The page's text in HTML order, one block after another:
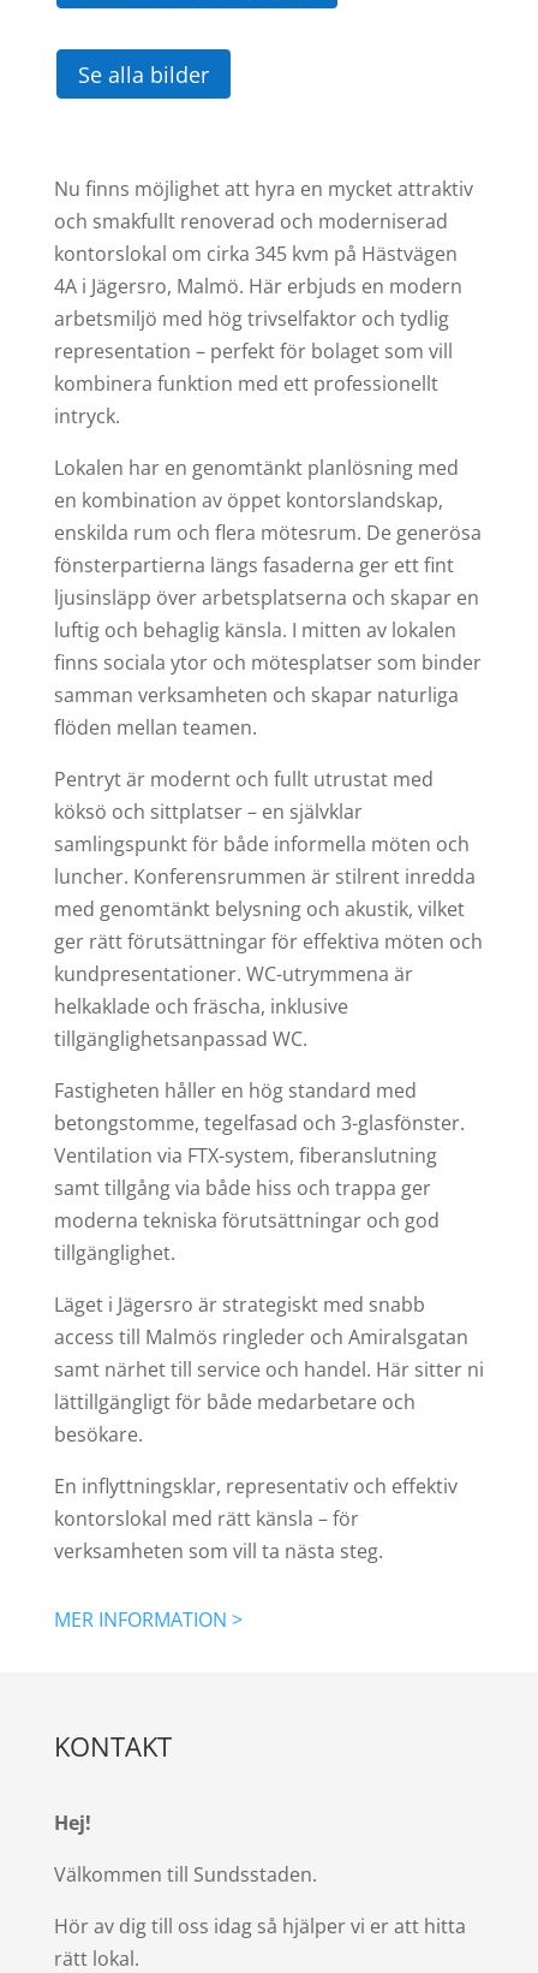
Se alla bilder
Nu finns möjlighet att hyra en mycket attraktiv
och smakfullt renoverad och moderniserad
kontorslokal om cirka 345 kvm på Hästvägen
4A i Jägersro, Malmö. Här erbjuds en modern
arbetsmiljö med hög trivselfaktor och tydlig
representation – perfekt för bolaget som vill
kombinera funktion med ett professionellt
intryck.
Lokalen har en genomtänkt planlösning med
en kombination av öppet kontorslandskap,
enskilda rum och flera mötesrum. De generösa
fönsterpartierna längs fasaderna ger ett fint
ljusinsläpp över arbetsplatserna och skapar en
luftig och behaglig känsla. I mitten av lokalen
finns sociala ytor och mötesplatser som binder
samman verksamheten och skapar naturliga
flöden mellan teamen.
Pentryt är modernt och fullt utrustat med
köksö och sittplatser – en självklar
samlingspunkt för både informella möten och
luncher. Konferensrummen är stilrent inredda
med genomtänkt belysning och akustik, vilket
ger rätt förutsättningar för effektiva möten och
kundpresentationer. WC-utrymmena är
helkaklade och fräscha, inklusive
tillgänglighetsanpassad WC.
Fastigheten håller en hög standard med
betongstomme, tegelfasad och 3-glasfönster.
Ventilation via FTX-system, fiberanslutning
samt tillgång via både hiss och trappa ger
moderna tekniska förutsättningar och god
tillgänglighet.
Läget i Jägersro är strategiskt med snabb
access till Malmös ringleder och Amiralsgatan
samt närhet till service och handel. Här sitter ni
lättillgängligt för både medarbetare och
besökare.
En inflyttningsklar, representativ och effektiv
kontorslokal med rätt känsla – för
verksamheten som vill ta nästa steg.
MER INFORMATION >
KONTAKT
Hej!
Välkommen till Sundsstaden.
Hör av dig till oss idag så hjälper vi er att hitta
rätt lokal.